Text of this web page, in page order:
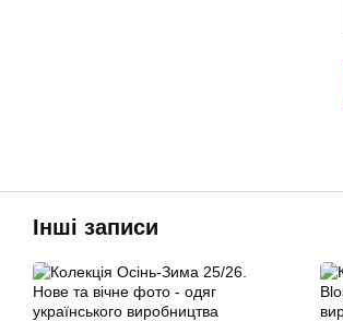
Інші записи